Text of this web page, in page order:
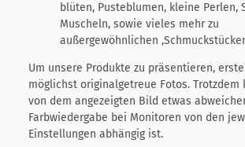
blüten, Pusteblumen, kleine Perlen,
Muscheln, sowie vieles mehr zu
außergewöhnlichen
Um unsere Produkte zu präsentieren,
möglichst originalgetreue Fotos. Trotzdem
von dem angezeigten Bild etwas
Farbwiedergabe bei Monitoren von den
Einstellungen abhängig ist.